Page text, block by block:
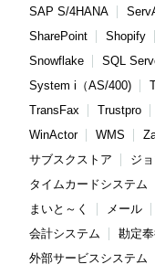
SAP S/4HANA
SharePoint
Shopify
Snowflake
SQL
System i（AS/400)
TransFax
Trustpro
WinActor
WMS
サブスクストア
ジ
タイムカードシステム
まいと～く
メール
会計システム
勘定
外部サービスシステム